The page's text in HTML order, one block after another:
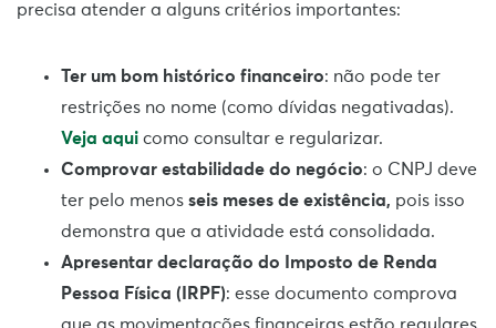
precisa atender a alguns critérios importantes:
Ter um bom histórico financeiro: não pode ter
restrições no nome (como dívidas negativadas).
Veja aqui como consultar e regularizar.
Comprovar estabilidade do negócio: o CNPJ deve
ter pelo menos seis meses de existência, pois isso
demonstra que a atividade está consolidada.
Apresentar declaração do Imposto de Renda
Pessoa Física (IRPF): esse documento comprova